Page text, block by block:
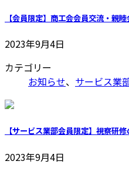
【会員限定】商工会会員交流・親
2023年9月4日
カテゴリー
お知らせ、 サービス業
【サービス業部会員限定】視察研
2023年9月4日